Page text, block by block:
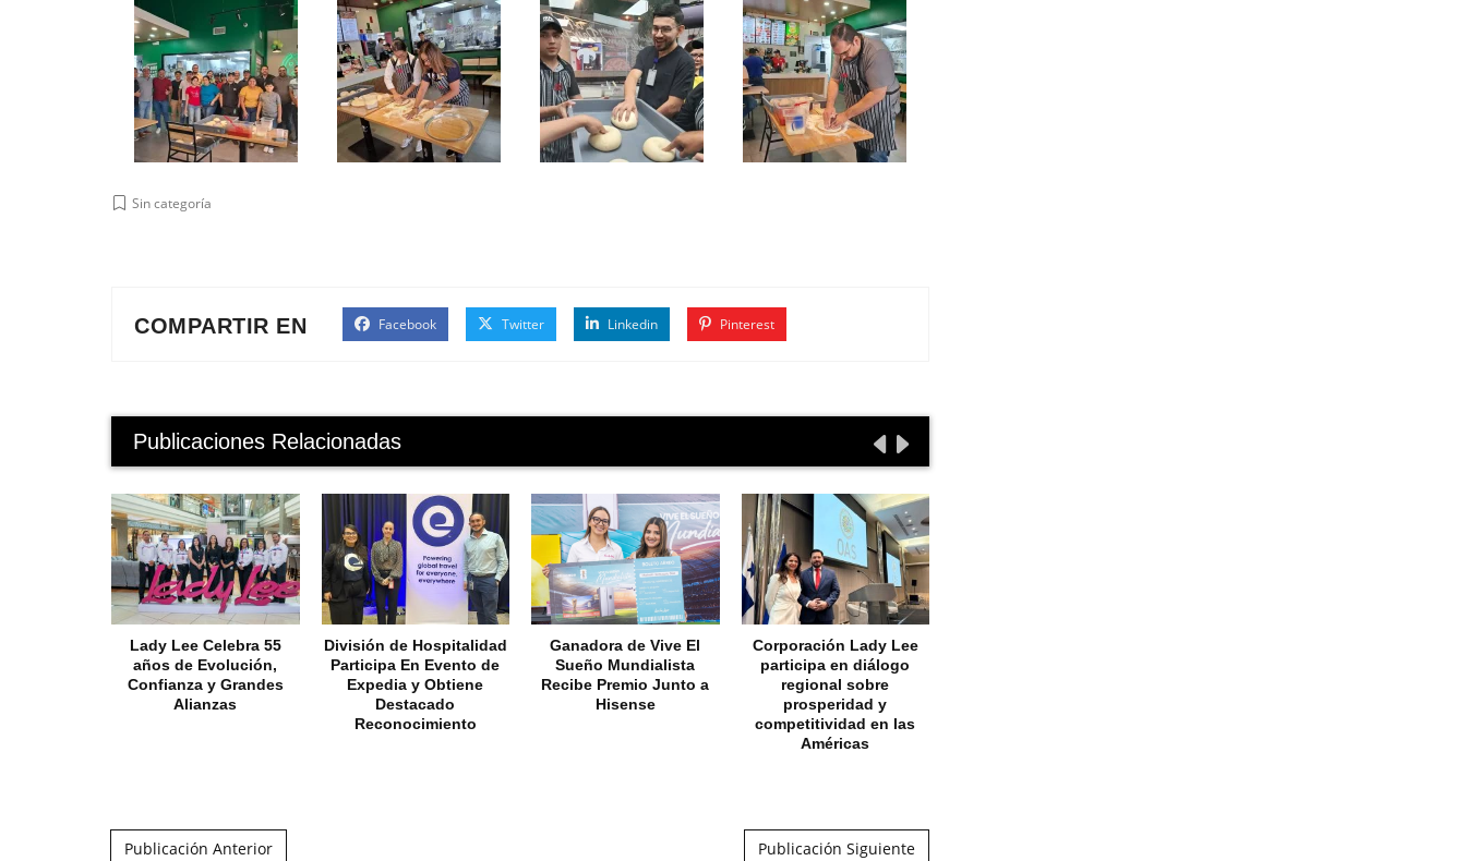
Sin categoría
COMPARTIR EN Facebook Twitter Linkedin Pinterest
Publicaciones Relacionadas
Lady Lee Celebra 55
años de Evolución,
Confianza y Grandes
Alianzas
División de Hospitalidad
Participa En Evento de
Expedia y Obtiene
Destacado
Reconocimiento
Ganadora de Vive El
Sueño Mundialista
Recibe Premio Junto a
Hisense
Corporación Lady Lee
participa en diálogo
regional sobre
prosperidad y
competitividad en las
Américas
Publicación Anterior Publicación Siguiente